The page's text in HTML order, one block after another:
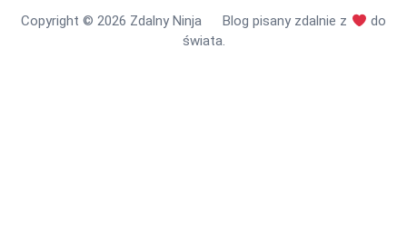
Copyright©️ 2026 Zdalny Ninja Blog pisany zdalnie z
do
świata.